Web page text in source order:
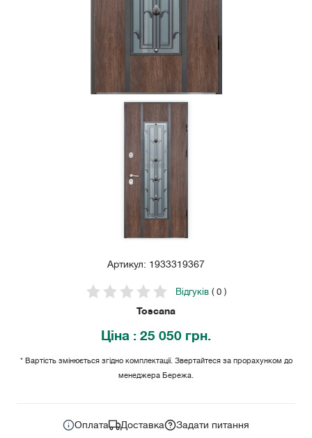
Артикул: 1933319367
Відгуків( 0 )
Toscana
Ціна : 25 050 грн.
* Вартість змінюється згідно комплектації. Звертайтеся за прорахунком до
менеджера Бережа.
Оплата Доставка Задати питання